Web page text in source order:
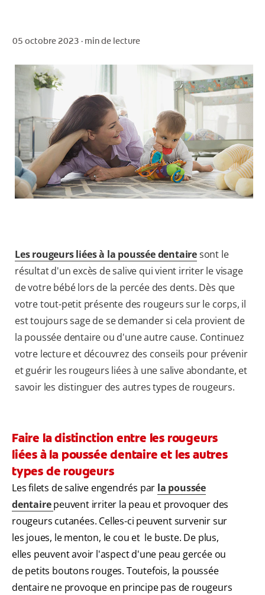
CH (FR)
05 octobre 2023 · min de lecture
Les rougeurs liées à la poussée dentairesont le
résultat d'un excès de salive qui vient irriter le visage
de votre bébé lors de la percée des dents. Dès que
votre tout-petit présente des rougeurs sur le corps, il
est toujours sage de se demander si cela provient de
la poussée dentaire ou d'une autre cause. Continuez
votre lecture et découvrez des conseils pour prévenir
et guérir les rougeurs liées à une salive abondante, et
savoir les distinguer des autres types de rougeurs.
Faire la distinction entre les rougeurs
liées à la poussée dentaire et les autres
types de rougeurs
Les filets de salive engendrés par la poussée
dentairepeuvent irriter la peau et provoquer des
rougeurs cutanées. Celles-ci peuvent survenir sur
les joues, le menton, le cou et le buste. De plus,
elles peuvent avoir l'aspect d'une peau gercée ou
de petits boutons rouges. Toutefois, la poussée
dentaire ne provoque en principe pas de rougeurs